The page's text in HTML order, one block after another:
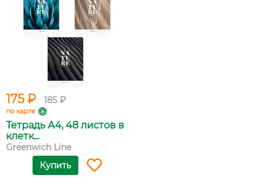
175 ₽ 185 ₽
по карте
Тетрадь А4, 48 листов в
клетк...
Greenwich Line
Купить